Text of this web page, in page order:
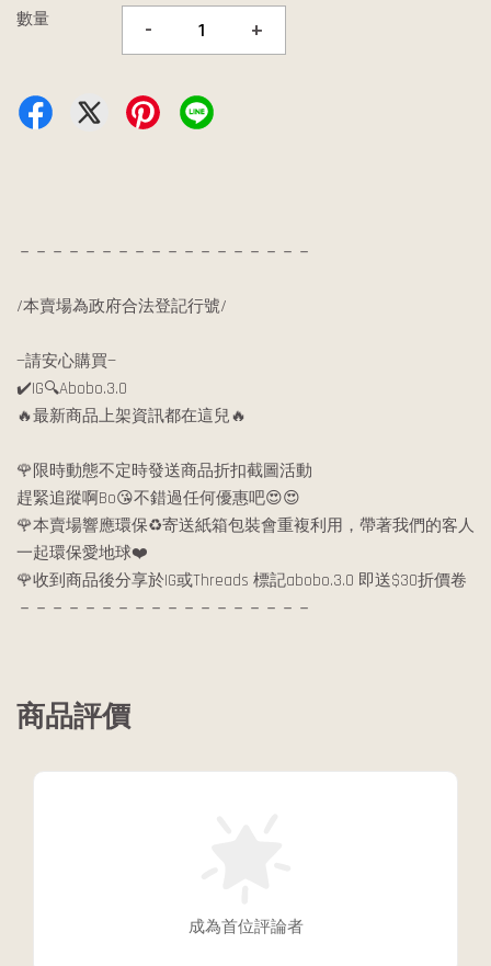
數量 - +
－－－－－－－－－－－－－－－－－－
/本賣場為政府合法登記行號/
—請安心購買—
✔️IG🔍Abobo.3.0
🔥最新商品上架資訊都在這兒🔥
🌹限時動態不定時發送商品折扣截圖活動
趕緊追蹤啊Bo😘不錯過任何優惠吧😍😍
🌹本賣場響應環保♻️寄送紙箱包裝會重複利用，帶著我們的客人
一起環保愛地球❤️
🌹收到商品後分享於IG或Threads 標記abobo.3.0 即送$30折價卷
－－－－－－－－－－－－－－－－－－
商品評價
成為首位評論者